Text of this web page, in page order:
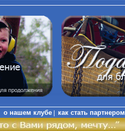
о нашем клубе как стать партнером